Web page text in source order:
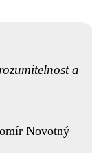
a
Novotný